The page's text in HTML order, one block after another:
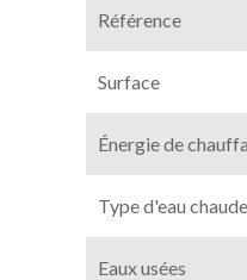
Référence
Surface
Énergie de
Type d'eau chaude
Eaux usées